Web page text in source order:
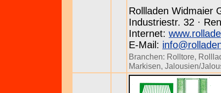
Rollladen Widmaier
Industriestr. 32 ·
Internet:
E-Mail:
Branchen: Rolltore,
Markisen, Jalousien/